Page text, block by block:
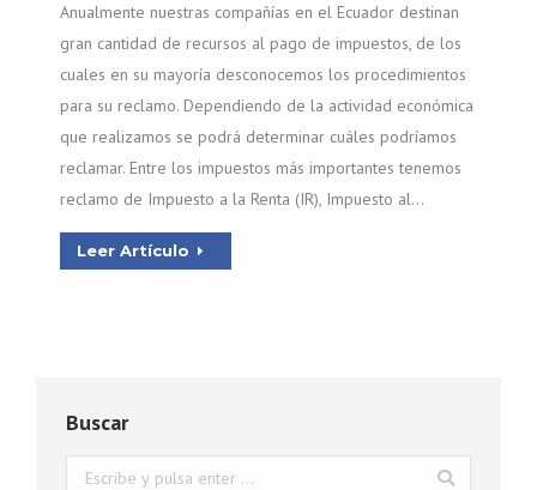
Anualmente nuestras compañías en el Ecuador destinan
gran cantidad de recursos al pago de impuestos, de los
cuales en su mayoría desconocemos los procedimientos
para su reclamo. Dependiendo de la actividad económica
que realizamos se podrá determinar cuáles podríamos
reclamar. Entre los impuestos más importantes tenemos
reclamo de Impuesto a la Renta (IR), Impuesto al…
Leer Artículo
Buscar
Buscar: